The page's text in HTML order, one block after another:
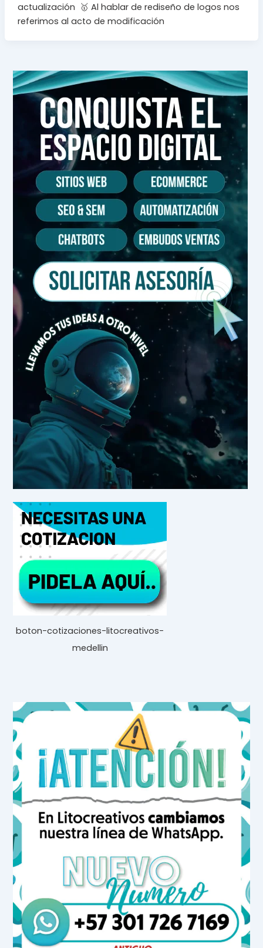
actualización 🥇 Al hablar de rediseño de logos nos
referimos al acto de modificación
boton-cotizaciones-litocreativos-
medellin